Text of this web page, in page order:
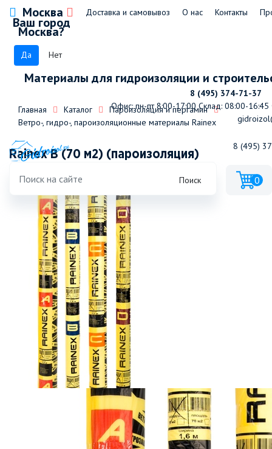
Москва
Ваш город
Москва?
Да Нет
Доставка и самовывоз О нас Контакты
Материалы для гидроизоляции и
8 (495) 374-71-37
Офис: пн-пт 8:00-17:00 Склад: 08:00-16:45
8 (495)
Поиск 0
Главная Каталог
Пароизоляция и пергамин
Ветро-, гидро-, пароизоляционные материалы Rainex
Rainex В (70 м2) (пароизоляция)